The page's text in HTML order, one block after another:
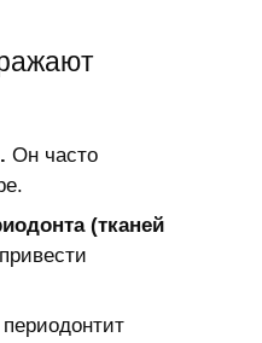
Он часто
(тканей